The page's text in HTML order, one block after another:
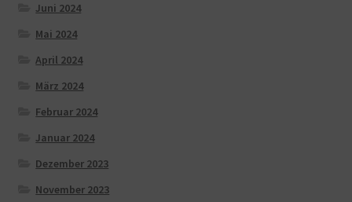
Juni 2024
Mai 2024
April 2024
März 2024
Februar 2024
Januar 2024
Dezember 2023
November 2023